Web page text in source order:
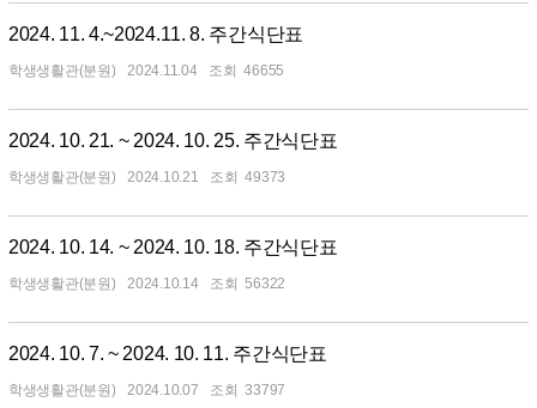
2024. 11. 4.~2024.11. 8. 주간식단표
학생생활관(분원) 2024.11.04 46655
2024. 10. 21. ~ 2024. 10. 25. 주간식단표
학생생활관(분원) 2024.10.21 49373
2024. 10. 14. ~ 2024. 10. 18. 주간식단표
학생생활관(분원) 2024.10.14 56322
2024. 10. 7. ~ 2024. 10. 11. 주간식단표
학생생활관(분원) 2024.10.07 33797